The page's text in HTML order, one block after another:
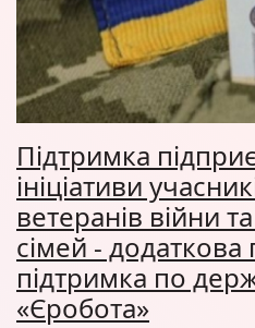
Підтримка
ініціативи
ветеранів війни
сімей - додаткова
підтримка по
«Єробота»